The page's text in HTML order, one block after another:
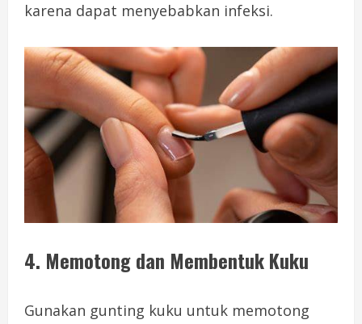
karena dapat menyebabkan infeksi.
4. Memotong dan Membentuk Kuku
Gunakan gunting kuku untuk memotong